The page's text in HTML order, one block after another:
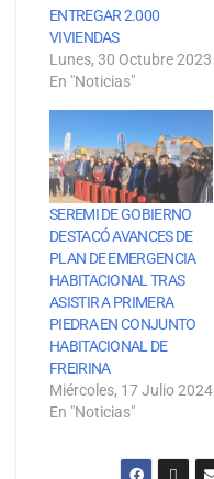
ENTREGAR 2.000
VIVIENDAS
Lunes, 30 Octubre 2023
En "Noticias"
SEREMI DE GOBIERNO
DESTACÓ AVANCES DE
PLAN DE EMERGENCIA
HABITACIONAL TRAS
ASISTIR A PRIMERA
PIEDRA EN CONJUNTO
HABITACIONAL DE
FREIRINA
Miércoles, 17 Julio 2024
En "Noticias"